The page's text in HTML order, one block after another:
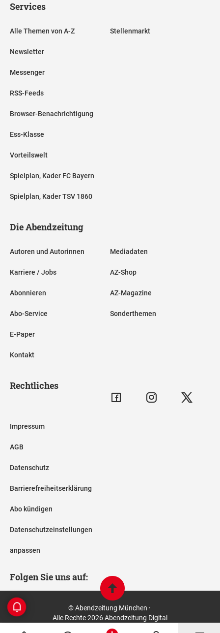
Services
Alle Themen von A-Z
Newsletter
Messenger
RSS-Feeds
Browser-Benachrichtigung
Ess-Klasse
Vorteilswelt
Spielplan, Kader FC Bayern
Spielplan, Kader TSV 1860
Stellenmarkt
Die Abendzeitung
Autoren und Autorinnen
Karriere / Jobs
Abonnieren
Abo-Service
E-Paper
Kontakt
Mediadaten
AZ-Shop
AZ-Magazine
Sonderthemen
Rechtliches
Impressum
AGB
Datenschutz
Barrierefreiheitserklärung
Abo kündigen
Datenschutzeinstellungen
anpassen
Folgen Sie uns auf:
© Abendzeitung München ·
Alle Rechte 2026 Abendzeitung Digital